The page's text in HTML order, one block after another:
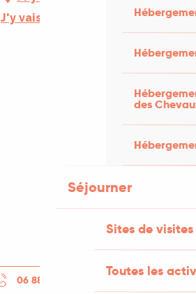
des
Séjourner
Sites de visites
Toutes les
J'y vais en train !
06 88 01 92